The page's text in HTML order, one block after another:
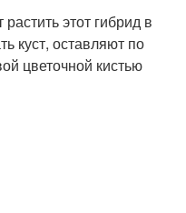
этот гибрид в
куст, оставляют по
цветочной кистью